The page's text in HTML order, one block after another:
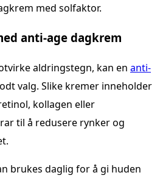
med solfaktor.
anti-age dagkrem
aldringstegn, kan en anti-
valg. Slike kremer inneholder
kollagen eller
til å redusere rynker og
brukes daglig for å gi huden